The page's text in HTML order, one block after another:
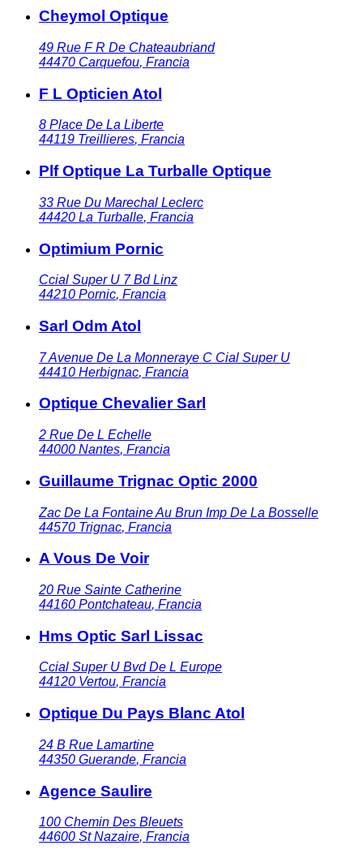
Cheymol Optique
49 Rue F R De Chateaubriand
44470 Carquefou, Francia
F L Opticien Atol
8 Place De La Liberte
44119 Treillieres, Francia
Plf Optique La Turballe Optique
33 Rue Du Marechal Leclerc
44420 La Turballe, Francia
Optimium Pornic
Ccial Super U 7 Bd Linz
44210 Pornic, Francia
Sarl Odm Atol
7 Avenue De La Monneraye C Cial Super U
44410 Herbignac, Francia
Optique Chevalier Sarl
2 Rue De L Echelle
44000 Nantes, Francia
Guillaume Trignac Optic 2000
Zac De La Fontaine Au Brun Imp De La Bosselle
44570 Trignac, Francia
A Vous De Voir
20 Rue Sainte Catherine
44160 Pontchateau, Francia
Hms Optic Sarl Lissac
Ccial Super U Bvd De L Europe
44120 Vertou, Francia
Optique Du Pays Blanc Atol
24 B Rue Lamartine
44350 Guerande, Francia
Agence Saulire
100 Chemin Des Bleuets
44600 St Nazaire, Francia